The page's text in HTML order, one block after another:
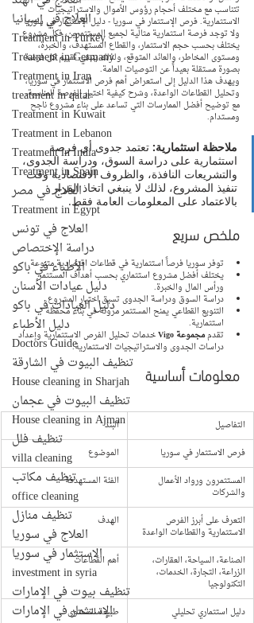
العلاج في إسبانيا
Treatment in Turkey
Treatment in Germany
Treatment in Iran
treatment in qatar
Treatment in Kuwait
Treatment in Lebanon
Treatment in India
Treatment in Spain
العلاج في مصر
Treatment in Egypt
العلاج في تونس
دراسة الإختصاص
الأطباء في باكو
دليل عيادات الأسنان
دليل العيادات في باكو
دليل الأطباء
Doctors Guide
تنظيف البيوت في الشارقة
House cleaning in Sharjah
تنظيف البيوت في عجمان
House cleaning in Ajman
تنظيف فلل
villa cleaning
تنظيف مكاتب
office cleaning
تنظيف منازل
العلاج في سوريا
الاستثمار في سوريا
investment in syria
تنظيف بيوت في الإمارات
الإستثمار في الإمارات
تتناسب مع مختلف أحجام رؤوس الأموال والاستراتيجيات
الاستثمارية. فرص الإستثمار في سوريا - دليل الإستثمار في سوريا
ولا توجد فرصة استثمارية مثالية لجميع المستثمرين، فكل مشروع
يختلف بحسب حجم الاستثمار، والقطاع المستهدف، والخبرة،
ومستوى المخاطر، والعائد المتوقع، ولذلك ينبغي تقييم كل فرصة
بصورة مستقلة بعيداً عن التوصيات العامة.
ويهدف هذا الدليل إلى استعراض أهم فرص الاستثمار في سوريا،
وتحليل القطاعات الواعدة، وشرح كيفية اختيار الفرصة المناسبة،
مع توضيح أفضل الممارسات التي تساعد على بناء مشروع ناجح
ومستدام.
ملاحظة استثمارية: تعتمد جدوى أي فرصة
استثمارية على دراسة السوق، ودراسة الجدوى،
والتشريعات النافذة، والظروف الاقتصادية وقت
تنفيذ المشروع، لذلك لا ينبغي اتخاذ القرار
بالاعتماد على المعلومات العامة فقط.
ملخص سريع
توفر سوريا فرصاً استثمارية في قطاعات اقتصادية متنوعة.
يختلف أفضل مشروع استثماري بحسب أهداف المستثمر
ورأس المال والخبرة.
دراسة السوق ودراسة الجدوى تسبق اختيار المشروع.
التنويع القطاعي يمنح المستثمر مرونة في بناء محفظة
استثمارية.
تقدم مجموعة Vigo خدمات تحليل الفرص الاستثمارية وإعداد
دراسات الجدوى والاستراتيجيات الاستثمارية.
معلومات أساسية
البند
التفاصيل
الموضوع
فرص الاستثمار في سوريا
الفئة المستهدفة
المستثمرون ورواد الأعمال
والشركات
الهدف
التعرف على أبرز الفرص
الاستثمارية والقطاعات الواعدة
أهم القطاعات
الصناعة، السياحة، العقارات،
الزراعة، التجارة، الخدمات،
التكنولوجيا
طبيعة المحتوى
دليل استثماري تحليلي